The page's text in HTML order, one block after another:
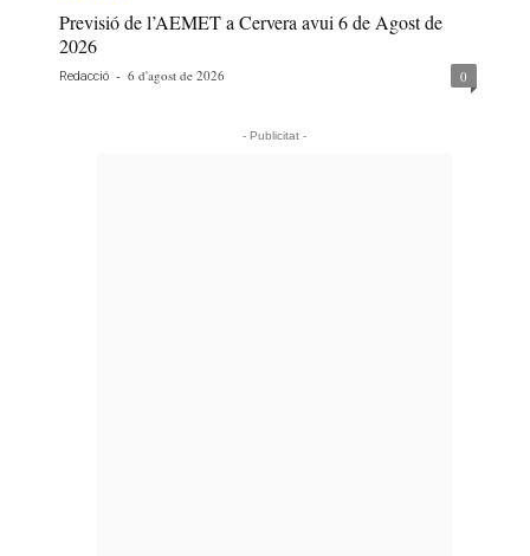
Previsió de l’AEMET a Cervera avui 6 de Agost de
2026
Redacció - 6 d'agost de 2026 0
- Publicitat -